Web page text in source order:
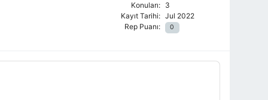
Konuları: 3
Kayıt Tarihi: Jul 2022
Rep Puanı:
0